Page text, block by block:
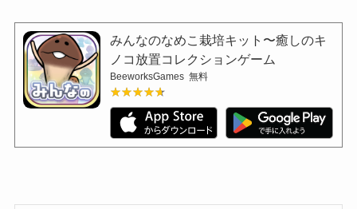
みんなのなめこ栽培キット〜癒しのキ
ノコ放置コレクションゲーム
BeeworksGames 無料
★★★★★
★★★★★